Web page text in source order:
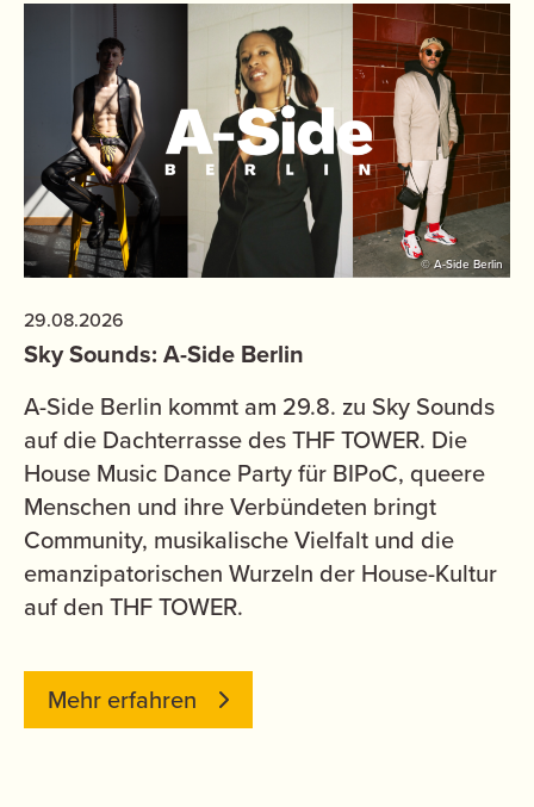
29.08.2026
Sky Sounds: A-Side Berlin
A-Side Berlin kommt am 29.8. zu Sky Sounds
auf die Dachterrasse des THF TOWER. Die
House Music Dance Party für BIPoC, queere
Menschen und ihre Verbündeten bringt
Community, musikalische Vielfalt und die
emanzipatorischen Wurzeln der House-Kultur
auf den THF TOWER.
Mehr erfahren
© A-Side Berlin